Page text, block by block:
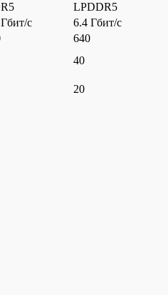
LPDDR5
с
6.4 Гбит/с
640
40
20